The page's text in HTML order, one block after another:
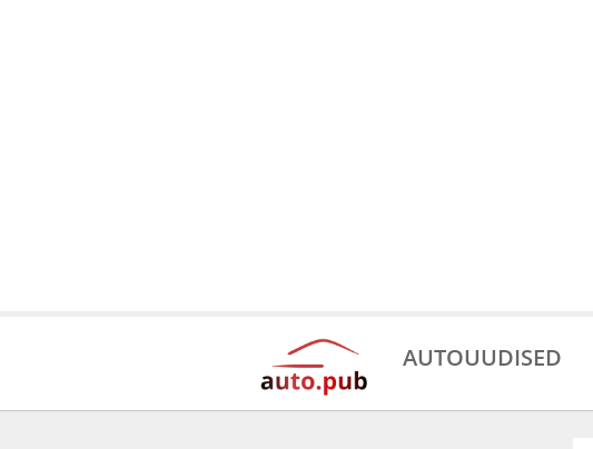
AUTOUUDISED